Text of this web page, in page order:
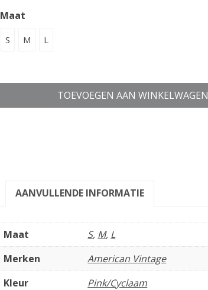
Maat
S M L
TOEVOEGEN AAN WINKELWAGEN
AANVULLENDE INFORMATIE
Maat S, M, L
Merken
American Vintage
Kleur
Pink/Cyclaam